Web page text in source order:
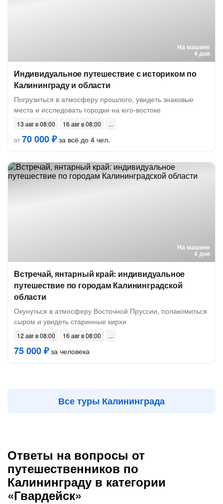
На машине
4 дня
Индивидуальное путешествие с историком по
Калининграду и области
Погрузиться в атмосферу прошлого, увидеть знаковые
места и исследовать городки на юго-востоке
13 авг в 08:00
16 авг в 08:00
от70 000 ₽за всё до 4 чел.
На машине
4 дня
Встречай, янтарный край: индивидуальное
путешествие по городам Калининградской
области
Окунуться в атмосферу Восточной Пруссии, полакомиться
сыром и увидеть старинные кирхи
12 авг в 08:00 16 авг в 08:00
75 000 ₽за человека
Все туры Калининграда
Ответы на вопросы от
путешественников по
Калининграду в категории
«Гвардейск»